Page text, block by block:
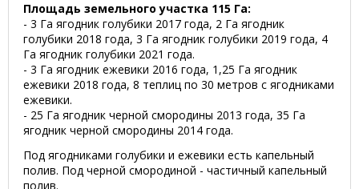
Площадь земельного участка 115 Га:
- 3 Га ягодник голубики 2017 года, 2 Га ягодник
голубики 2018 года, 3 Га ягодник голубики 2019 года, 4
Га ягодник голубики 2021 года.
- 3 Га ягодник ежевики 2016 года, 1,25 Га ягодник
ежевики 2018 года, 8 теплиц по 30 метров с ягодниками
ежевики.
- 25 Га ягодник черной смородины 2013 года, 35 Га
ягодник черной смородины 2014 года.
Под ягодниками голубики и ежевики есть капельный
полив. Под черной смородиной - частичный капельный
полив.